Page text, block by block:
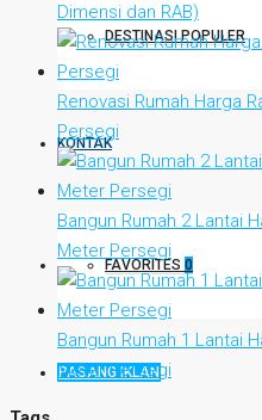
DESTINASI POPULER
KONTAK
FAVORITES 0
PASANG IKLAN
Dimensi dan RAB)
Renovasi Rumah Harga
Persegi
Bangun Rumah 2 Lantai
Meter Persegi
Bangun Rumah 1 Lantai
Meter Persegi